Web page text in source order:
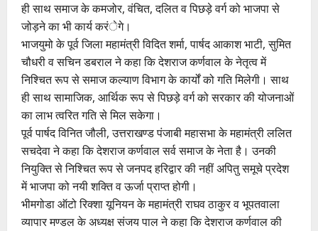
ही साथ समाज के कमजोर, वंचित, दलित व पिछड़े वर्ग को भाजपा से
जोड़ने का भी कार्य करंेगे।
भाजयुमो के पूर्व जिला महामंत्री विदित शर्मा, पार्षद आकाश भाटी, सुमित
चौधरी व सचिन डबराल ने कहा कि देशराज कर्णवाल के नेतृत्व में
निश्चित रूप से समाज कल्याण विभाग के कार्यों को गति मिलेगी। साथ
ही साथ सामाजिक, आर्थिक रूप से पिछड़े वर्ग को सरकार की योजनाओं
का लाभ त्वरित गति से मिल सकेगा।
पूर्व पार्षद विनित जौली, उत्तराखण्ड पंजाबी महासभा के महामंत्री ललित
सचदेवा ने कहा कि देशराज कर्णवाल सर्व समाज के नेता है। उनकी
नियुक्ति से निश्चित रूप से जनपद हरिद्वार की नहीं अपितु समूचे प्रदेश
में भाजपा को नयी शक्ति व ऊर्जा प्राप्त होगी।
भीमगोडा ऑटो रिक्शा यूनियन के महामंत्री राघव ठाकुर व भूपतवाला
व्यापार मण्डल के अध्यक्ष संजय पाल ने कहा कि देशराज कर्णवाल की